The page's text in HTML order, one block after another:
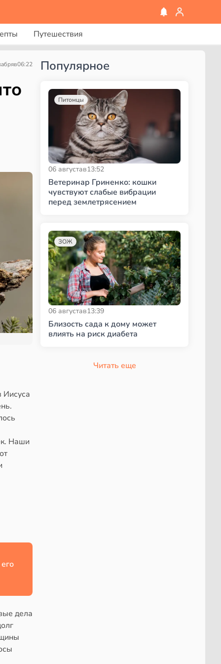
Путешествия
в06:22
Иисуса
Наши
дела
Популярное
Питомцы
06 августав13:52
Ветеринар Гриненко: кошки
чувствуют слабые вибрации
перед землетрясением
ЗОЖ
06 августав13:39
Близость сада к дому может
влиять на риск диабета
Читать еще